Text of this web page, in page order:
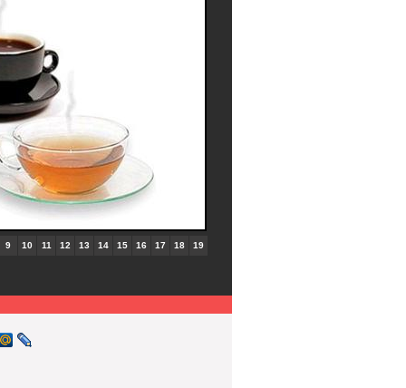
9 10 11 12 13 14 15 16 17 18 19